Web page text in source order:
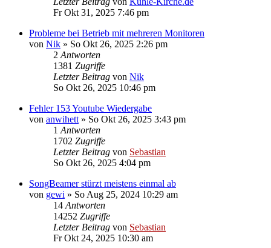
Fr Okt 31, 2025 7:46 pm
Probleme bei Betrieb mit mehreren Monitoren
von Nik » So Okt 26, 2025 2:26 pm
2 Antworten
1381 Zugriffe
Letzter Beitrag von Nik
So Okt 26, 2025 10:46 pm
Fehler 153 Youtube Wiedergabe
von anwihett » So Okt 26, 2025 3:43 pm
1 Antworten
1702 Zugriffe
Letzter Beitrag von Sebastian
So Okt 26, 2025 4:04 pm
SongBeamer stürzt meistens einmal ab
von gewi » So Aug 25, 2024 10:29 am
14 Antworten
14252 Zugriffe
Letzter Beitrag von Sebastian
Fr Okt 24, 2025 10:30 am